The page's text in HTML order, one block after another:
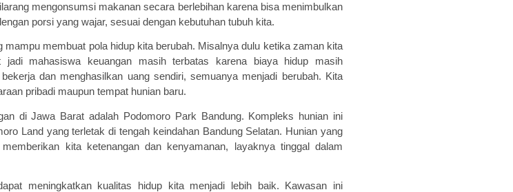
mengonsumsi makanan secara berlebihan karena bisa menimbulkan
porsi yang wajar, sesuai dengan kebutuhan tubuh kita.
membuat pola hidup kita berubah. Misalnya dulu ketika zaman kita
mahasiswa keuangan masih terbatas karena biaya hidup masih
dan menghasilkan uang sendiri, semuanya menjadi berubah. Kita
pribadi maupun tempat hunian baru.
di Jawa Barat adalah Podomoro Park Bandung. Kompleks hunian ini
Land yang terletak di tengah keindahan Bandung Selatan. Hunian yang
kitaketenangan dan kenyamanan, layaknya tinggal dalam
meningkatkan kualitas hidup kitamenjadi lebih baik. Kawasan ini